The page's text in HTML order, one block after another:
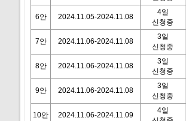
6안 2024.11.05-2024.11.08
4일
신청중
7안 2024.11.06-2024.11.08
3일
신청중
8안 2024.11.06-2024.11.08
3일
신청중
9안 2024.11.06-2024.11.08
3일
신청중
10안 2024.11.06-2024.11.09
4일